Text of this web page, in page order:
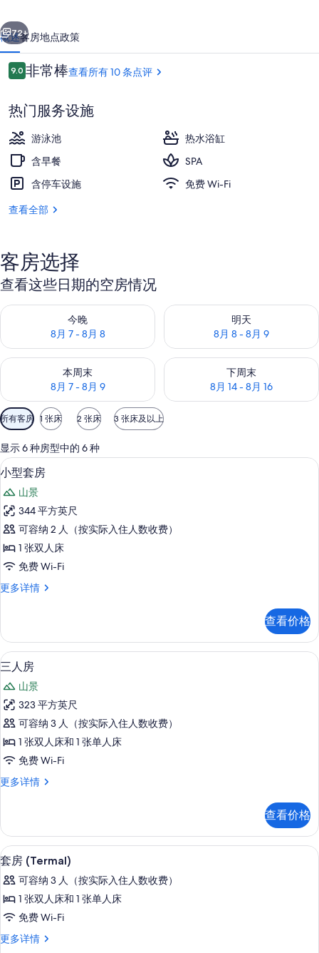
店
的
照
片
库
双人护理室、桑拿、热水浴缸、湿蒸
个 下一个
72+
概述客房地点政策
点
评
9.09.0/10
非常棒查看所有 10 条点评
热门服务设施
游泳池
热水浴缸
含早餐
SPA
含停车设施
免费 Wi-Fi
查看全部
客房选择
查看这些日期的空房情况
今晚
8月 7 - 8月 8
查看今晚的空房情况：8月 7 - 8月 8
明天
8月 8 - 8月 9
查看明天的空房情况：8月 8 -
本周末
8月 7 - 8月 9
查看本周末的空房情况：8月 7 - 8月 9
下周末
8月 14 - 8月 16
查看下周末的空房情况：8月
可
用
的
客
房
筛
选
条
所有客房 1 张床 2 张床 3 张床及以上
显示 6 种房型中的 6 种
显
示
小
型
套
房
所
照
片
小型套房 | 意大利 Frette 床单、羽绒
7
小型套房
山景
344 平方英尺
可容纳 2 人（按实际入住人数收费）
1 张双人床
免费 Wi-Fi
更多详情
小
更
多
信
查看价格
显
示
三
人
房
的
有
片
三人房 | 意大利 Frette 床单、羽绒被
10
三人房
山景
323 平方英尺
可容纳 3 人（按实际入住人数收费）
1 张双人床和 1 张单人床
免费 Wi-Fi
更多详情
三
多
信
息
查看价格
显
示
套
房
(Termal)
的
套房 (Termal) | 意大利 Frette 床单、
6
套房 (Termal)
可容纳 3 人（按实际入住人数收费）
1 张双人床和 1 张单人床
免费 Wi-Fi
更多详情
套